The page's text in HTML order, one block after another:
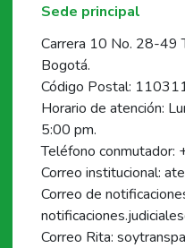
Sede principal
Carrera 10 No. 28-49
Bogotá.
Código Postal:
Horario de atención:
5:00 pm.
Teléfono
Correo institucional:
Correo de
Correo Rita: